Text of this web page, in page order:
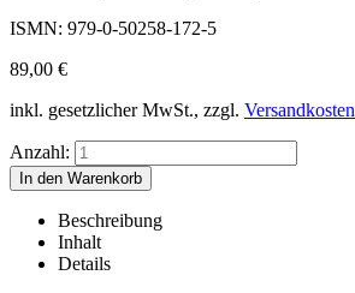
ISMN: 979-0-50258-172-5
89,00 €
inkl. gesetzlicher MwSt., zzgl. Versandkosten
Anzahl:
Beschreibung
Inhalt
Details